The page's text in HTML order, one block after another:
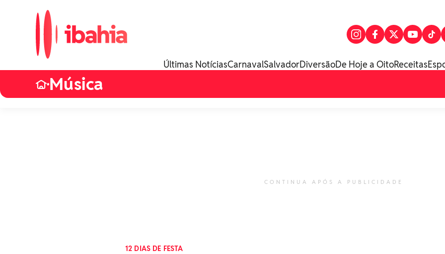
Últimas NotíciasCarnavalSalvadorDiversãoDe Hoje a OitoReceitas
•Música
CONTINUA APÓS A PUBLICIDADE
12 DIAS DE FESTA